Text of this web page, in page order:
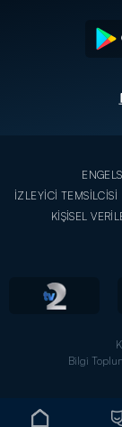
İZLEYİCİ TEMSİLCİSİ
KİŞİSEL
Bilgi